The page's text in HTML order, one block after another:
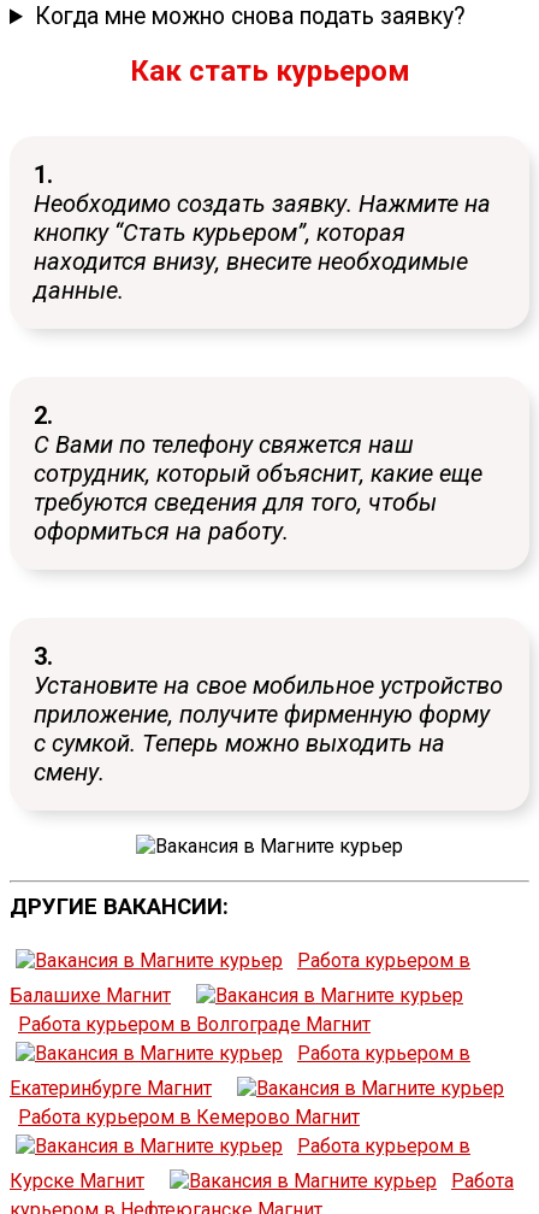
Когда мне можно снова подать заявку?
Как стать курьером
1.
Необходимо создать заявку. Нажмите на
кнопку “Стать курьером”, которая
находится внизу, внесите необходимые
данные.
2.
С Вами по телефону свяжется наш
сотрудник, который объяснит, какие еще
требуются сведения для того, чтобы
оформиться на работу.
3.
Установите на свое мобильное устройство
приложение, получите фирменную форму
с сумкой. Теперь можно выходить на
смену.
ДРУГИЕ ВАКАНСИИ:
Работа курьером в
Балашихе Магнит
Работа курьером в Волгограде Магнит
Работа курьером в
Екатеринбурге Магнит
Работа курьером в Кемерово Магнит
Работа курьером в
Курске Магнит
Работа